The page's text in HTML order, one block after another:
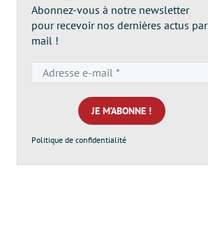
Abonnez-vous à notre newsletter
pour recevoir nos dernières actus par
mail !
e-
mail
*
Politique de confidentialité